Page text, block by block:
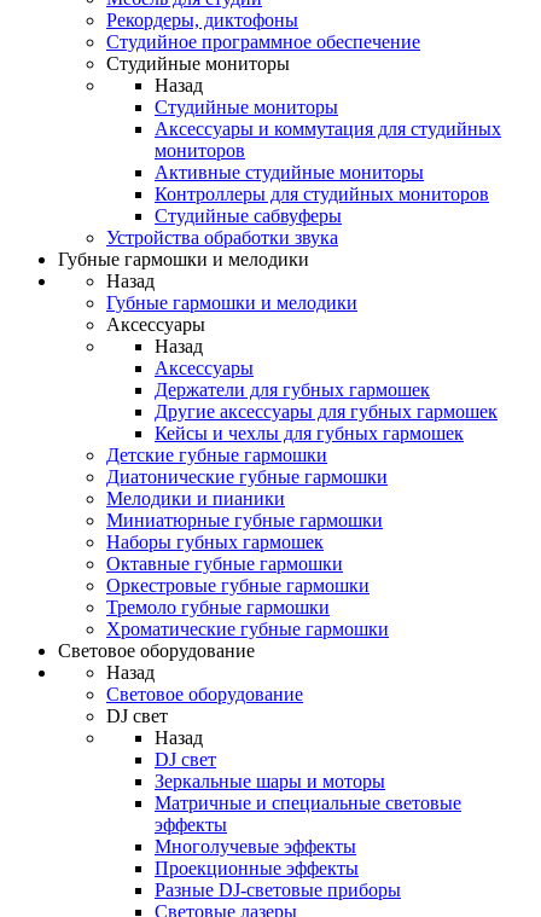
Рекордеры, диктофоны
Студийное программное обеспечение
Студийные мониторы
Назад
Студийные мониторы
Аксессуары и коммутация для студийных
мониторов
Активные студийные мониторы
Контроллеры для студийных мониторов
Студийные сабвуферы
Устройства обработки звука
Губные гармошки и мелодики
Назад
Губные гармошки и мелодики
Аксессуары
Назад
Аксессуары
Держатели для губных гармошек
Другие аксессуары для губных гармошек
Кейсы и чехлы для губных гармошек
Детские губные гармошки
Диатонические губные гармошки
Мелодики и пианики
Миниатюрные губные гармошки
Наборы губных гармошек
Октавные губные гармошки
Оркестровые губные гармошки
Тремоло губные гармошки
Хроматические губные гармошки
Световое оборудование
Назад
Световое оборудование
DJ свет
Назад
DJ свет
Зеркальные шары и моторы
Матричные и специальные световые
эффекты
Многолучевые эффекты
Проекционные эффекты
Разные DJ-световые приборы
Световые лазеры